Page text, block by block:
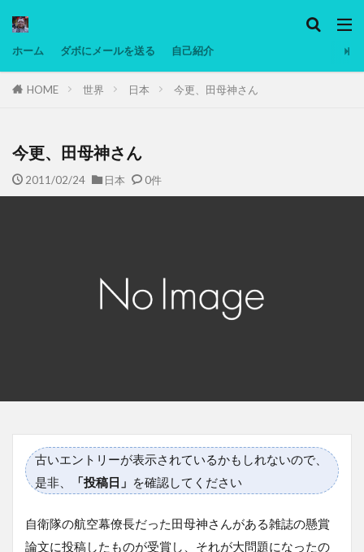
ホーム ダボにメールを送る 自己紹介
HOME 世界 日本 今更、田母神さん
今更、田母神さん
2011/02/24 日本 0件
古いエントリーが表示されているかもしれないので、
是非、
「投稿日」 を確認してください
自衛隊の航空幕僚長だった田母神さんがある雑誌の懸賞
論文に投稿したものが受賞し、それが大問題になったの
タグ
ヨーグルト